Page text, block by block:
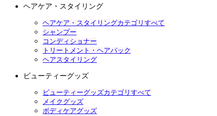
ヘアケア・スタイリング
ヘアケア・スタイリングカテゴリすべて
シャンプー
コンディショナー
トリートメント・ヘアパック
ヘアスタイリング
ビューティーグッズ
ビューティーグッズカテゴリすべて
メイクグッズ
ボディケアグッズ